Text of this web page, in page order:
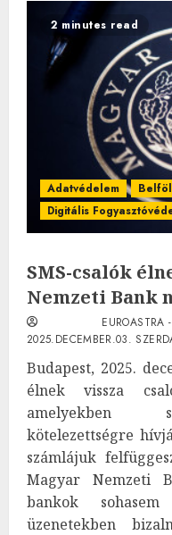
2 minutes read
Adatvédelem
Digitális
SMS-csalók
Nemzeti Bank
EUROASTRA
2025.DECEMBER.03.
Budapest, 2025.
élnek vissza
amelyekben
kötelezettségre
számlájuk
Magyar Nemzeti
bankok
üzenetekben